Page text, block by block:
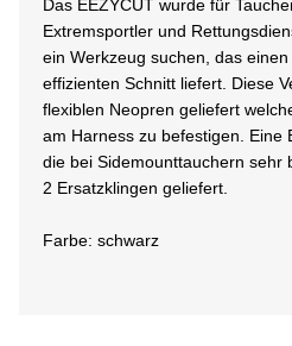
Das EEZYCUT wurde für
Extremsportler und
ein Werkzeug suchen, das
effizienten Schnitt liefert. Diese
flexiblen Neopren geliefert
am Harness zu befestigen. Eine
die bei Sidemounttauchern sehr
2 Ersatzklingen geliefert.
Farbe: schwarz